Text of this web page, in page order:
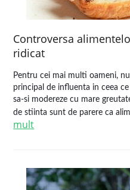
Controversa
ridicat
Pentru cei mai multi oameni,
principal de influenta in ceea
sa-si modereze cu mare
de stiinta sunt de parere ca
mult